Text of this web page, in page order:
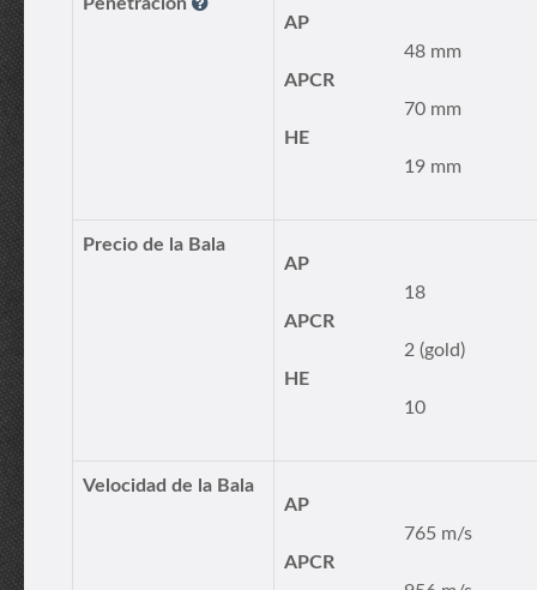
AP
48 mm
APCR
70 mm
HE
19 mm
Precio de la Bala
AP
18
APCR
2 (gold)
HE
10
Velocidad de la Bala
AP
765 m/s
APCR